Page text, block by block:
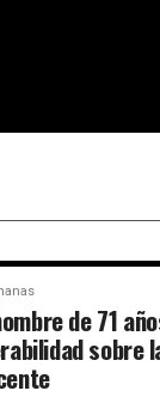
de 71
sobre